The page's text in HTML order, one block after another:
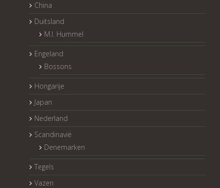
China
Duitsland
M.I. Hummel
Engeland
Bossons
Hongarije
Japan
Nederland
Scandinavië
Denemarken
Tegels
Vazen